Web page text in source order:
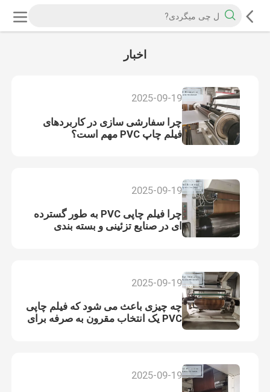
اخبار
2025-09-19
چرا سفارشی سازی در کاربردهای
فیلم چاپ PVC مهم است؟
2025-09-19
چرا فیلم چاپی PVC به طور گسترده
ای در صنایع تزئینی و بسته بندی
استفاده می شود؟
2025-09-19
چه چیزی باعث می شود که فیلم چاپی
PVC یک انتخاب مقرون به صرفه برای
تولید کنندگان باشد؟
2025-09-19